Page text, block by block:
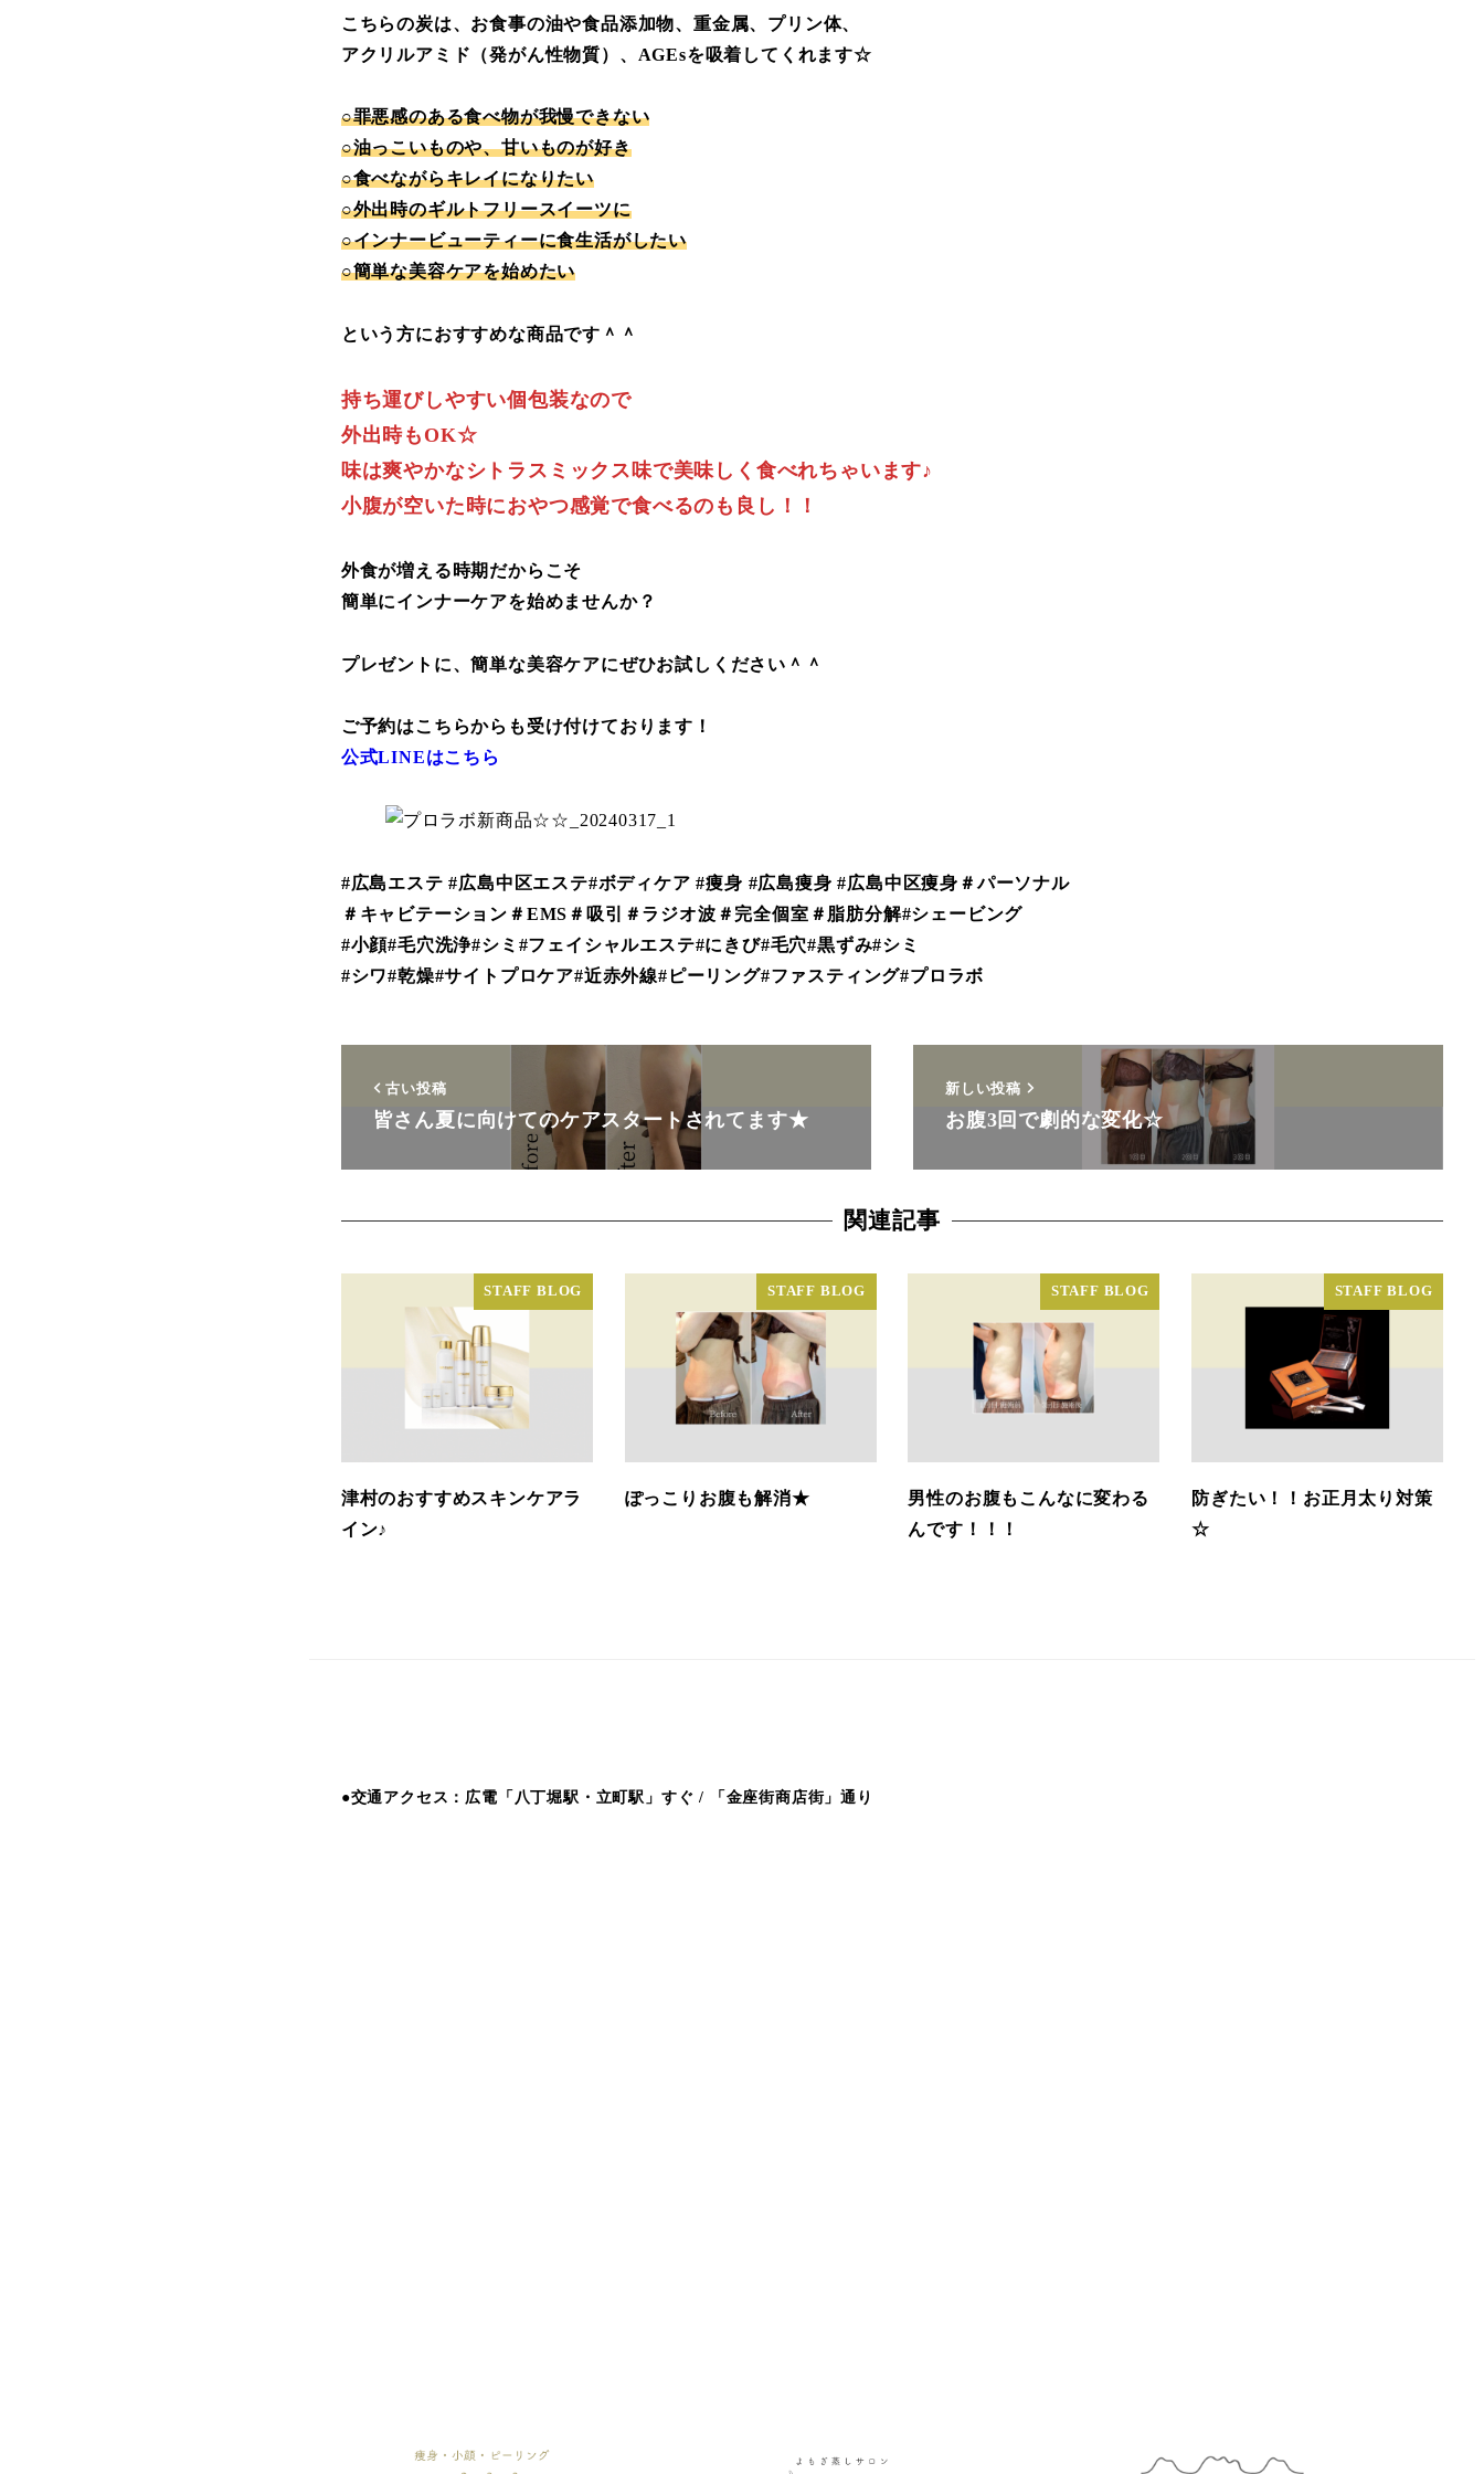
こちらの炭は、お食事の油や食品添加物、重金属、プリン体、
アクリルアミド（発がん性物質）、AGEsを吸着してくれます☆
○罪悪感のある食べ物が我慢できない
○油っこいものや、甘いものが好き
○食べながらキレイになりたい
○外出時のギルトフリースイーツに
○インナービューティーに食生活がしたい
○簡単な美容ケアを始めたい
という方におすすめな商品です＾＾
持ち運びしやすい個包装なので
外出時もOK☆
味は爽やかなシトラスミックス味で美味しく食べれちゃいます♪
小腹が空いた時におやつ感覚で食べるのも良し！！
外食が増える時期だからこそ
簡単にインナーケアを始めませんか？
プレゼントに、簡単な美容ケアにぜひお試しください＾＾
ご予約はこちらからも受け付けております！
公式LINEはこちら
#広島エステ #広島中区エステ#ボディケア #痩身 #広島痩身 #広島中区痩身＃パーソナル
＃キャビテーション＃EMS＃吸引＃ラジオ波＃完全個室＃脂肪分解#シェービング
#小顔#毛穴洗浄#シミ#フェイシャルエステ#にきび#毛穴#黒ずみ#シミ
#シワ#乾燥#サイトプロケア#近赤外線#ピーリング#ファスティング#プロラボ
古い投稿
皆さん夏に向けてのケアスタートされてます★
新しい投稿
お腹3回で劇的な変化☆
関連記事
STAFF BLOG
津村のおすすめスキンケアラ
イン♪
STAFF BLOG
ぽっこりお腹も解消★
STAFF BLOG
男性のお腹もこんなに変わる
んです！！！
STAFF BLOG
防ぎたい！！お正月太り対策
☆
●交通アクセス：広電「八丁堀駅・立町駅」すぐ / 「金座街商店街」通り